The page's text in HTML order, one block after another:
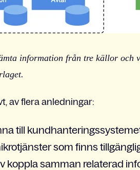
information från tre källor och
av flera anledningar:
till
som finns
koppla samman relaterad